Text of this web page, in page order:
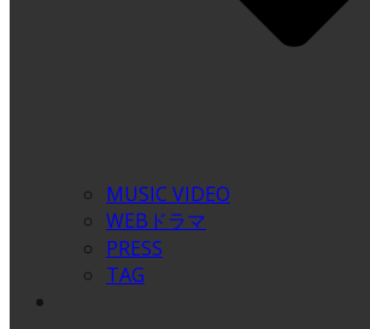
MUSIC VIDEO
WEBドラマ
PRESS
TAG